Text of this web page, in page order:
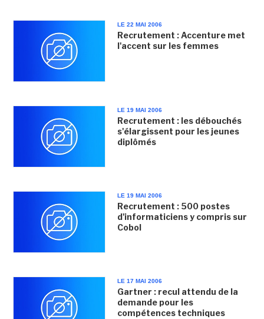
LE 22 MAI 2006
Recrutement : Accenture met
l'accent sur les femmes
LE 19 MAI 2006
Recrutement : les débouchés
s'élargissent pour les jeunes
diplômés
LE 19 MAI 2006
Recrutement : 500 postes
d'informaticiens y compris sur
Cobol
LE 17 MAI 2006
Gartner : recul attendu de la
demande pour les
compétences techniques